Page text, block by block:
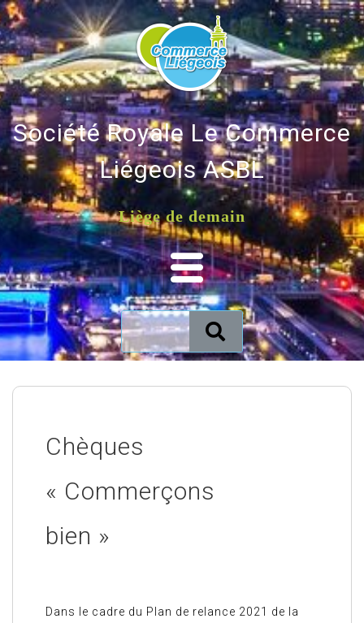
Société Royale Le Commerce
Liégeois ASBL
Liège de demain
Chèques
« Commerçons
bien »
Dans le cadre du Plan de relance 2021 de la